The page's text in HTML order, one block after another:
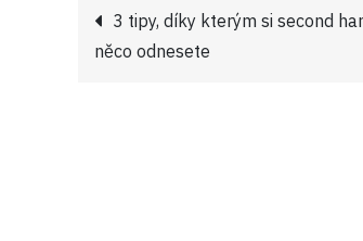
Navigace
3 tipy, díky kterým si second
něco odnesete